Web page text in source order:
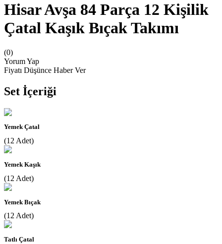
Hisar Avşa 84 Parça 12 Kişilik
Çatal Kaşık Bıçak Takımı
(0)
Yorum Yap
Fiyatı Düşünce Haber Ver
Set İçeriği
Yemek Çatal
(12 Adet)
Yemek Kaşık
(12 Adet)
Yemek Bıçak
(12 Adet)
Tatlı Çatal